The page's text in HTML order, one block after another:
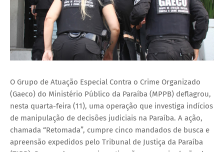
O Grupo de Atuação Especial Contra o Crime Organizado
(Gaeco) do Ministério Público da Paraíba (MPPB) deflagrou,
nesta quarta-feira (11), uma operação que investiga indícios
de manipulação de decisões judiciais na Paraíba. A ação,
chamada “Retomada”, cumpre cinco mandados de busca e
apreensão expedidos pelo Tribunal de Justiça da Paraíba